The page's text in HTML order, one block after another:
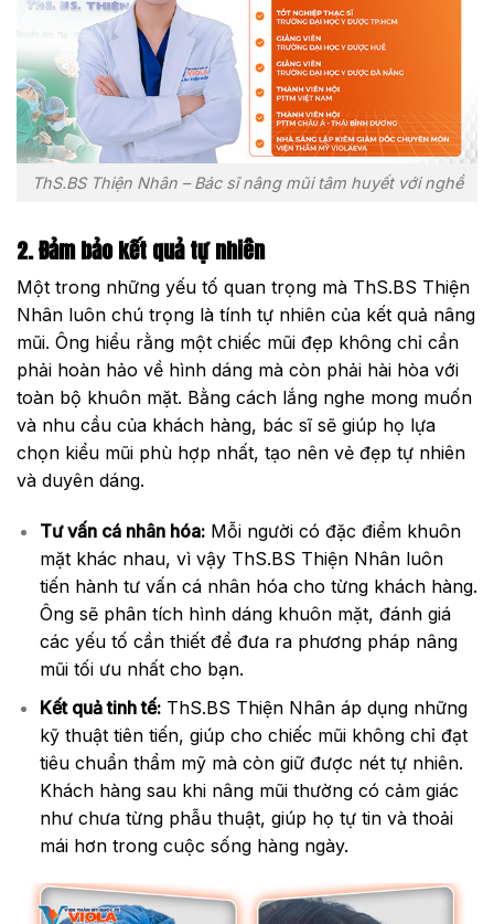
ThS.BS Thiện Nhân – Bác sĩ nâng mũi tâm huyết với nghề
2. Đảm bảo kết quả tự nhiên
Một trong những yếu tố quan trọng mà ThS.BS Thiện
Nhân luôn chú trọng là tính tự nhiên của kết quả nâng
mũi. Ông hiểu rằng một chiếc mũi đẹp không chỉ cần
phải hoàn hảo về hình dáng mà còn phải hài hòa với
toàn bộ khuôn mặt. Bằng cách lắng nghe mong muốn
và nhu cầu của khách hàng, bác sĩ sẽ giúp họ lựa
chọn kiểu mũi phù hợp nhất, tạo nên vẻ đẹp tự nhiên
và duyên dáng.
Tư vấn cá nhân hóa:Mỗi người có đặc điểm khuôn
mặt khác nhau, vì vậy ThS.BS Thiện Nhân luôn
tiến hành tư vấn cá nhân hóa cho từng khách hàng.
Ông sẽ phân tích hình dáng khuôn mặt, đánh giá
các yếu tố cần thiết để đưa ra phương pháp nâng
mũi tối ưu nhất cho bạn.
Kết quả tinh tế:ThS.BS Thiện Nhân áp dụng những
kỹ thuật tiên tiến, giúp cho chiếc mũi không chỉ đạt
tiêu chuẩn thẩm mỹ mà còn giữ được nét tự nhiên.
Khách hàng sau khi nâng mũi thường có cảm giác
như chưa từng phẫu thuật, giúp họ tự tin và thoải
mái hơn trong cuộc sống hàng ngày.